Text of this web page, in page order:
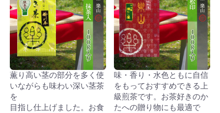
薫り高い茎の部分を多く使
いながらも味わい深い茎茶
を
目指し仕上げました。お食
味・香り・水色ともに自信
をもっておすすめできる上
級煎茶です。お茶好きのか
たへの贈り物にも最適で